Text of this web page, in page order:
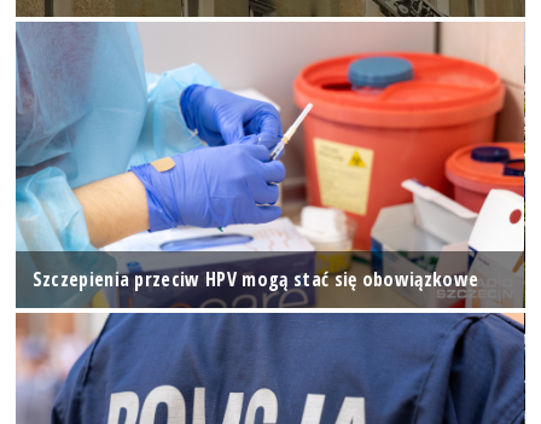
Szczepienia przeciw HPV mogą stać się obowiązkowe